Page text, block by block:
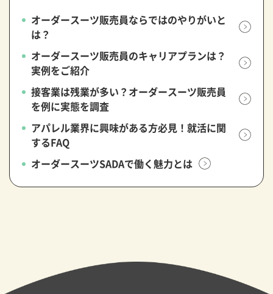
オーダースーツ販売員ならではのやりがいと
は？
オーダースーツ販売員のキャリアプランは？
実例をご紹介
接客業は残業が多い？オーダースーツ販売員
を例に実態を調査
アパレル業界に興味がある方必見！就活に関
するFAQ
オーダースーツSADAで働く魅力とは